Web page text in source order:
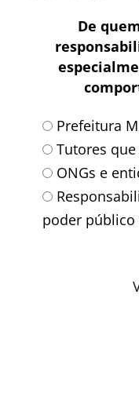
De
Prefeitura
Tutores
ONGs e
poder público